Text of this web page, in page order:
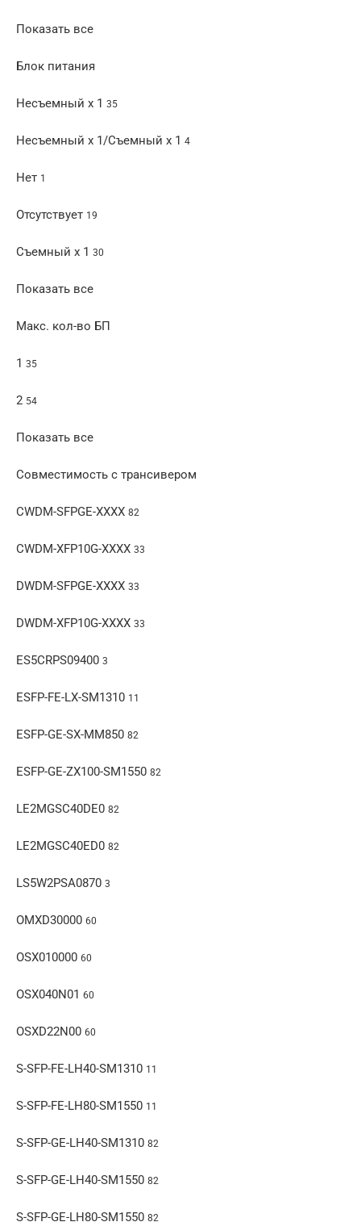
Показать все
Блок питания
Несъемный x 1 35
Несъемный x 1/Съемный x 1 4
Нет 1
Отсутствует 19
Съемный x 1 30
Показать все
Макс. кол-во БП
1 35
2 54
Показать все
Совместимость с трансивером
CWDM-SFPGE-XXXX 82
CWDM-XFP10G-XXXX 33
DWDM-SFPGE-XXXX 33
DWDM-XFP10G-XXXX 33
ES5CRPS09400 3
ESFP-FE-LX-SM1310 11
ESFP-GE-SX-MM850 82
ESFP-GE-ZX100-SM1550 82
LE2MGSC40DE0 82
LE2MGSC40ED0 82
LS5W2PSA0870 3
OMXD30000 60
OSX010000 60
OSX040N01 60
OSXD22N00 60
S-SFP-FE-LH40-SM1310 11
S-SFP-FE-LH80-SM1550 11
S-SFP-GE-LH40-SM1310 82
S-SFP-GE-LH40-SM1550 82
S-SFP-GE-LH80-SM1550 82